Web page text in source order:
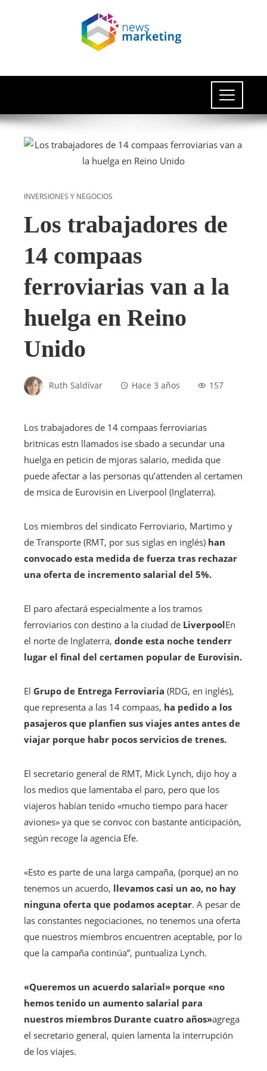
INVERSIONES Y NEGOCIOS
Los trabajadores de
14 compaas
ferroviarias van a la
huelga en Reino
Unido
Ruth Saldívar Hace 3 años 157
Los trabajadores de 14 compaas ferroviarias
britnicas estn llamados ise sbado a secundar una
huelga en peticin de mjoras salario, medida que
puede afectar a las personas qu’attenden al certamen
de msica de Eurovisin en Liverpool (Inglaterra).
Los miembros del sindicato Ferroviario, Martimo y
de Transporte (RMT, por sus siglas en inglés) han
convocado esta medida de fuerza tras rechazar
una oferta de incremento salarial del 5%.
El paro afectará especialmente a los tramos
ferroviarios con destino a la ciudad de LiverpoolEn
el norte de Inglaterra, donde esta noche tenderr
lugar el final del certamen popular de Eurovisin.
El Grupo de Entrega Ferroviaria (RDG, en inglés),
que representa a las 14 compaas, ha pedido a los
pasajeros que planfien sus viajes antes antes de
viajar porque habr pocos servicios de trenes.
El secretario general de RMT, Mick Lynch, dijo hoy a
los medios que lamentaba el paro, pero que los
viajeros habían tenido «mucho tiempo para hacer
aviones» ya que se convoc con bastante anticipación,
según recoge la agencia Efe.
«Esto es parte de una larga campaña, (porque) an no
tenemos un acuerdo, llevamos casi un ao, no hay
ninguna oferta que podamos aceptar. A pesar de
las constantes negociaciones, no tenemos una oferta
que nuestros miembros encuentren aceptable, por lo
que la campaña continúa”, puntualiza Lynch.
«Queremos un acuerdo salarial» porque «no
hemos tenido un aumento salarial para
nuestros miembros Durante cuatro años»agrega
el secretario general, quien lamenta la interrupción
de los viajes.